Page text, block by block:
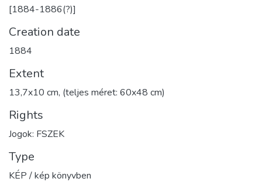
[1884-1886(?)]
Creation date
1884
Extent
13,7x10 cm, (teljes méret: 60x48 cm)
Rights
Jogok: FSZEK
Type
KÉP / kép könyvben